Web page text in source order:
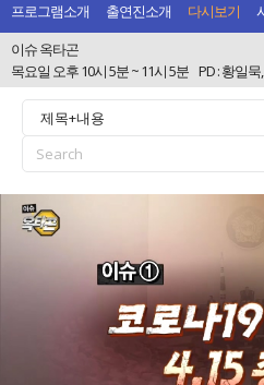
프로그램소개 출연진소개 다시보기
이슈 옥타곤
목요일 오후 10시 5분 ~ 11시 5분 PD : 황일